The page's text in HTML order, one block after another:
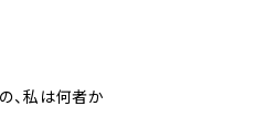
、私は何者か